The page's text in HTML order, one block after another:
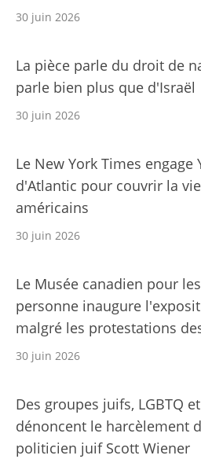
30 juin 2026
La pièce parle du droit de
parle bien plus que d'Israël
30 juin 2026
Le New York Times engage
d'Atlantic pour couvrir la
américains
30 juin 2026
Le Musée canadien pour
personne inaugure
malgré les protestations
30 juin 2026
Des groupes juifs, LGBTQ
dénoncent le harcèlement
politicien juif Scott Wiener